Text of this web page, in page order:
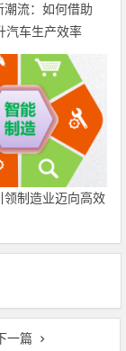
潮流：如何借助
汽车生产效率
领制造业迈向高效
一篇